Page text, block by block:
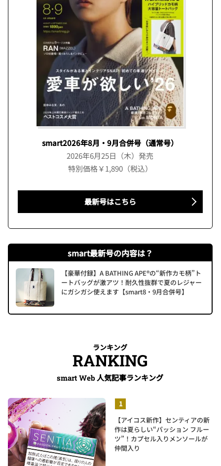
smart2026年8月・9月合併号（通常号）
2026年6月25日（木）発売
特別価格￥1,890（税込）
最新号はこちら
smart最新号の内容は？
【豪華付録】A BATHING APE®の“新作カモ柄”ト
ートバッグが激アツ！耐久性抜群で夏のレジャー
にガシガシ使えます【smart8・9月合併号】
ランキング
RANKING
smart Web人気記事ランキング
【アイコス新作】センティアの新
作は夏らしい“パッション フルー
ツ”！カプセル入りメンソールが
仲間入り